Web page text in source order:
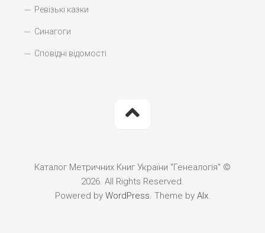
Ревізькі казки
Синагоги
Сповідні відомості
Каталог Метричних Книг України "Генеалогія" ©
2026. All Rights Reserved.
Powered by WordPress. Theme by Alx.